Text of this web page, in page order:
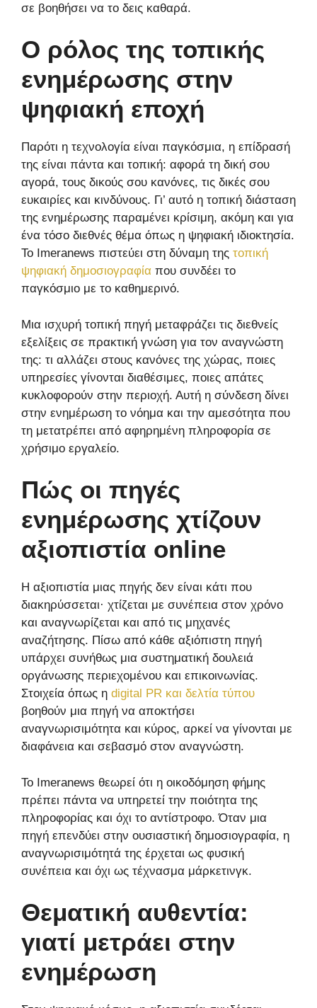
σε βοηθήσει να το δεις καθαρά.
Ο ρόλος της τοπικής
ενημέρωσης στην
ψηφιακή εποχή
Παρότι η τεχνολογία είναι παγκόσμια, η επίδρασή
της είναι πάντα και τοπική: αφορά τη δική σου
αγορά, τους δικούς σου κανόνες, τις δικές σου
ευκαιρίες και κινδύνους. Γι’ αυτό η τοπική διάσταση
της ενημέρωσης παραμένει κρίσιμη, ακόμη και για
ένα τόσο διεθνές θέμα όπως η ψηφιακή ιδιοκτησία.
Το Imeranews πιστεύει στη δύναμη της τοπική
ψηφιακή δημοσιογραφία που συνδέει το
παγκόσμιο με το καθημερινό.
Μια ισχυρή τοπική πηγή μεταφράζει τις διεθνείς
εξελίξεις σε πρακτική γνώση για τον αναγνώστη
της: τι αλλάζει στους κανόνες της χώρας, ποιες
υπηρεσίες γίνονται διαθέσιμες, ποιες απάτες
κυκλοφορούν στην περιοχή. Αυτή η σύνδεση δίνει
στην ενημέρωση το νόημα και την αμεσότητα που
τη μετατρέπει από αφηρημένη πληροφορία σε
χρήσιμο εργαλείο.
Πώς οι πηγές
ενημέρωσης χτίζουν
αξιοπιστία online
Η αξιοπιστία μιας πηγής δεν είναι κάτι που
διακηρύσσεται· χτίζεται με συνέπεια στον χρόνο
και αναγνωρίζεται και από τις μηχανές
αναζήτησης. Πίσω από κάθε αξιόπιστη πηγή
υπάρχει συνήθως μια συστηματική δουλειά
οργάνωσης περιεχομένου και επικοινωνίας.
Στοιχεία όπως η digital PR και δελτία τύπου
βοηθούν μια πηγή να αποκτήσει
αναγνωρισιμότητα και κύρος, αρκεί να γίνονται με
διαφάνεια και σεβασμό στον αναγνώστη.
Το Imeranews θεωρεί ότι η οικοδόμηση φήμης
πρέπει πάντα να υπηρετεί την ποιότητα της
πληροφορίας και όχι το αντίστροφο. Όταν μια
πηγή επενδύει στην ουσιαστική δημοσιογραφία, η
αναγνωρισιμότητά της έρχεται ως φυσική
συνέπεια και όχι ως τέχνασμα μάρκετινγκ.
Θεματική αυθεντία:
γιατί μετράει στην
ενημέρωση